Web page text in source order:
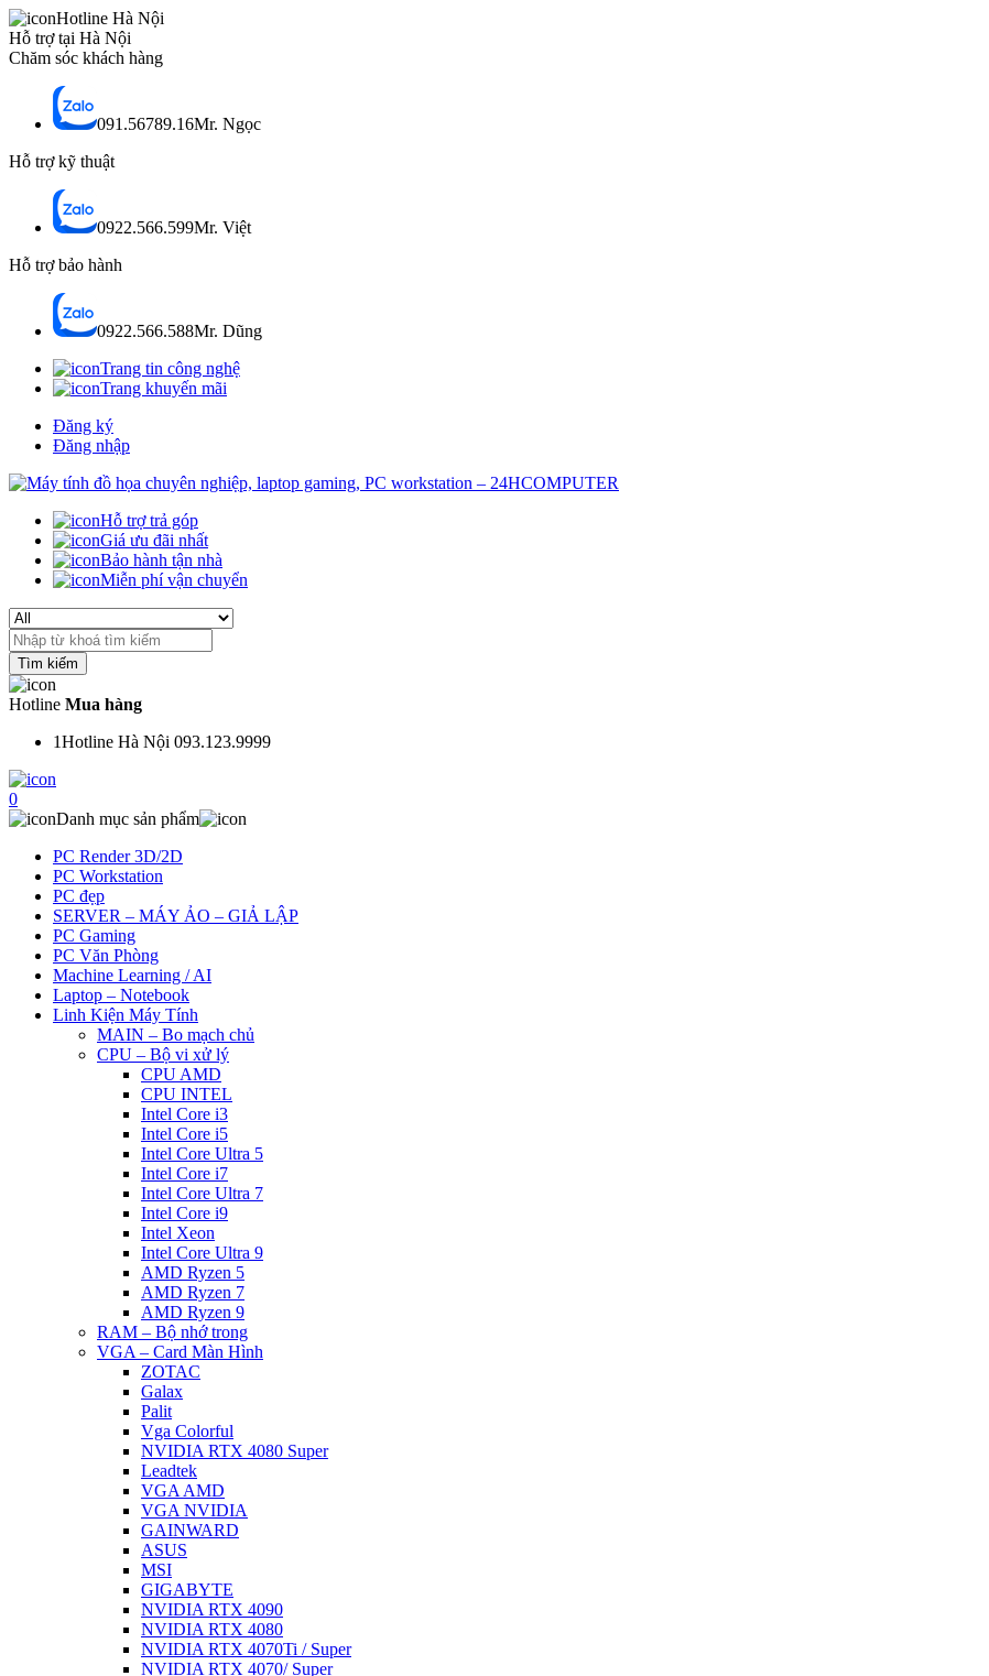
Hotline Hà Nội
Hỗ trợ tại Hà Nội
Chăm sóc khách hàng
091.56789.16Mr. Ngọc
Hỗ trợ kỹ thuật
0922.566.599Mr. Việt
Hỗ trợ bảo hành
0922.566.588Mr. Dũng
Trang tin công nghệ
Trang khuyến mãi
Đăng ký
Đăng nhập
Hỗ trợ trả góp
Giá ưu đãi nhất
Bảo hành tận nhà
Miễn phí vận chuyển
Search
for:
Hotline Mua hàng
1Hotline Hà Nội 093.123.9999
0
Danh mục sản phẩm
PC Render 3D/2D
PC Workstation
PC đẹp
SERVER – MÁY ẢO – GIẢ LẬP
PC Gaming
PC Văn Phòng
Machine Learning / AI
Laptop – Notebook
Linh Kiện Máy Tính
MAIN – Bo mạch chủ
CPU – Bộ vi xử lý
CPU AMD
CPU INTEL
Intel Core i3
Intel Core i5
Intel Core Ultra 5
Intel Core i7
Intel Core Ultra 7
Intel Core i9
Intel Xeon
Intel Core Ultra 9
AMD Ryzen 5
AMD Ryzen 7
AMD Ryzen 9
RAM – Bộ nhớ trong
VGA – Card Màn Hình
ZOTAC
Galax
Palit
Vga Colorful
NVIDIA RTX 4080 Super
Leadtek
VGA AMD
VGA NVIDIA
GAINWARD
ASUS
MSI
GIGABYTE
NVIDIA RTX 4090
NVIDIA RTX 4080
NVIDIA RTX 4070Ti / Super
NVIDIA RTX 4070/ Super